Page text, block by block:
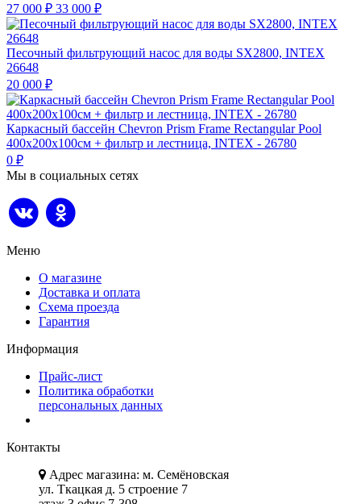
27 000 ₽ 33 000 ₽
Песочный фильтрующий насос для воды SX2800, INTEX
26648
20 000 ₽
Каркасный бассейн Chevron Prism Frame Rectangular Pool
400х200х100см + фильтр и лестница, INTEX - 26780
0 ₽
Мы в социальных сетях
Меню
О магазине
Доставка и оплата
Схема проезда
Гарантия
Информация
Прайс-лист
Политика обработки
персональных данных
Контакты
Адрес магазина: м. Семёновская
ул. Ткацкая д. 5 строение 7